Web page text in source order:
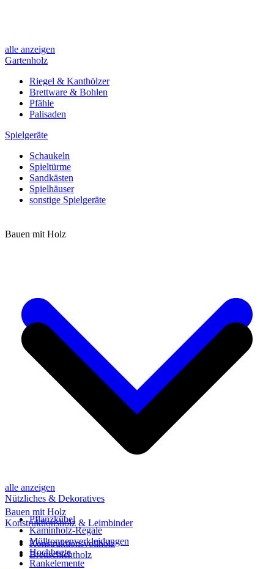
alle anzeigen
Gartenholz
Riegel & Kanthölzer
Brettware & Bohlen
Pfähle
Palisaden
Spielgeräte
Schaukeln
Spieltürme
Sandkästen
Spielhäuser
sonstige Spielgeräte
alle anzeigen
Nützliches & Dekoratives
Pflanzkübel
Kaminholz-Regale
Mülltonnenverkleidungen
Hochbeete
Rankelemente
Bauen mit Holz
Bauen mit Holz
Konstruktionsholz & Leimbinder
Konstruktionsvollholz
Brettschichtholz